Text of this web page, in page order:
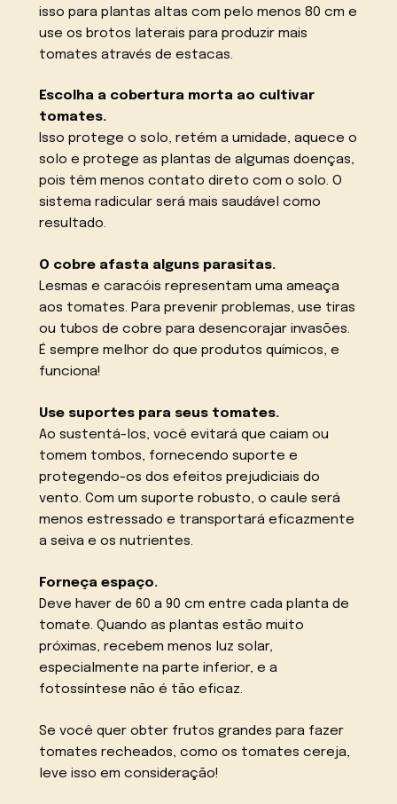
isso para plantas altas com pelo menos 80 cm e
use os brotos laterais para produzir mais
tomates através de estacas.
Escolha a cobertura morta ao cultivar
tomates.
Isso protege o solo, retém a umidade, aquece o
solo e protege as plantas de algumas doenças,
pois têm menos contato direto com o solo. O
sistema radicular será mais saudável como
resultado.
O cobre afasta alguns parasitas.
Lesmas e caracóis representam uma ameaça
aos tomates. Para prevenir problemas, use tiras
ou tubos de cobre para desencorajar invasões.
É sempre melhor do que produtos químicos, e
funciona!
Use suportes para seus tomates.
Ao sustentá-los, você evitará que caiam ou
tomem tombos, fornecendo suporte e
protegendo-os dos efeitos prejudiciais do
vento. Com um suporte robusto, o caule será
menos estressado e transportará eficazmente
a seiva e os nutrientes.
Forneça espaço.
Deve haver de 60 a 90 cm entre cada planta de
tomate. Quando as plantas estão muito
próximas, recebem menos luz solar,
especialmente na parte inferior, e a
fotossíntese não é tão eficaz.
Se você quer obter frutos grandes para fazer
tomates recheados, como os tomates cereja,
leve isso em consideração!